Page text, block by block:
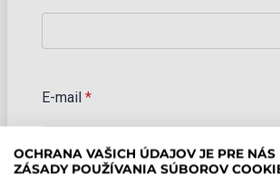
OCHRANA VAŠICH ÚDAJOV JE PRE
ZÁSADY POUŽÍVANIA SÚBOROV